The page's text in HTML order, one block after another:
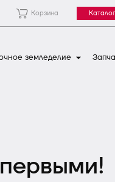
Корзина
земледелие